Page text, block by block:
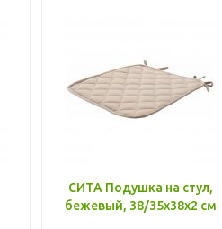
СИТА Подушка на стул,
бежевый, 38/35x38x2 см